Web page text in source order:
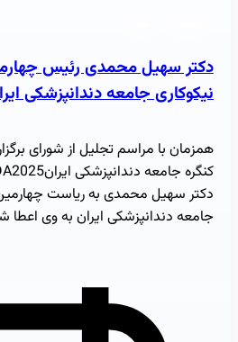
دکتر سهیل محمدی رئیس
نیکوکاری جامعه دندانپزشکی
همزمان با مراسم تجلیل از شورای
دکتر سهیل محمدی به ریاست
جامعه دندانپزشکی ایران به وی اعطا